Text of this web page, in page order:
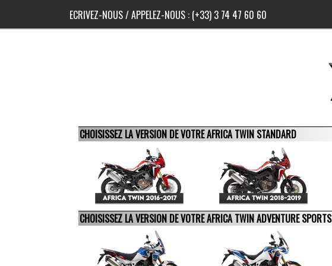
ECRIVEZ-NOUS/ APPELEZ-NOUS : (+33) 3 74 47 60 60
CHOISISSEZ LA VERSION DE VOTRE AFRICA TWIN STANDARD
CHOISISSEZ LA VERSION DE VOTRE AFRICA TWIN ADVENTURE SPORTS